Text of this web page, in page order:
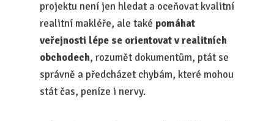
projektu není jen hledat a oceňovat kvalitní
realitní makléře, ale také pomáhat
veřejnosti lépe se orientovat v realitních
obchodech, rozumět dokumentům, ptát se
správně a předcházet chybám, které mohou
stát čas, peníze i nervy.